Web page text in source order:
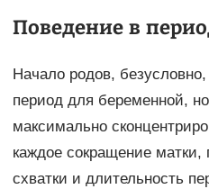
Поведение в
Начало родов,
период для беременной,
максимально
каждое сокращение матки,
схватки и длительность